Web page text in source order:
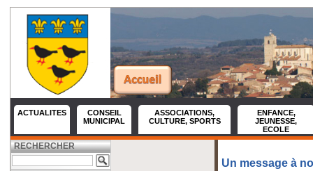
ACTUALITES
CONSEIL
MUNICIPAL
ASSOCIATIONS,
CULTURE, SPORTS
ENFANCE,
JEUNESSE,
ECOLE
RECHERCHER
Un message à